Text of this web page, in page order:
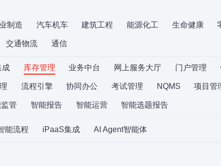
制造 汽车机车 建筑工程 能源化工 生命健康
交通物流 通信
成 库存管理 业务中台 网上服务大厅 门户管理
流程引擎 协同办公 考试管理 NQMS 项目管
管 智能报告 智能运营 智能选题报告
能流程 iPaaS集成 AI Agent智能体